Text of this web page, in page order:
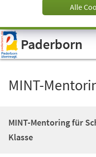
Visuelle
Assistenzsoftware
öffnen.
Alle
Paderborn
MINT-
MINT-Mentoring für
Klasse